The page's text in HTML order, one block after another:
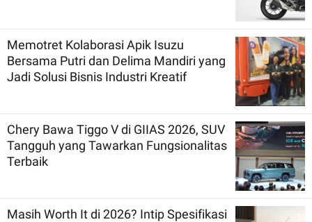
Memotret Kolaborasi Apik Isuzu
Bersama Putri dan Delima Mandiri yang
Jadi Solusi Bisnis Industri Kreatif
Chery Bawa Tiggo V di GIIAS 2026, SUV
Tangguh yang Tawarkan Fungsionalitas
Terbaik
Masih Worth It di 2026? Intip Spesifikasi